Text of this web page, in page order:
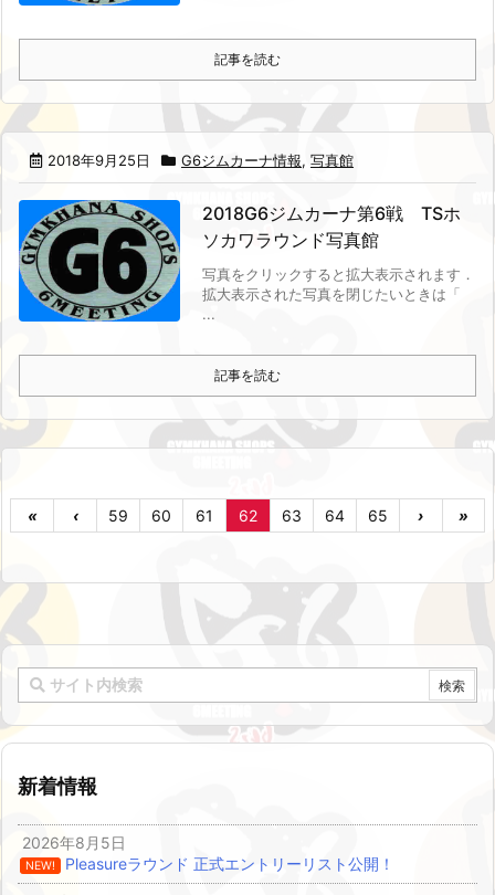
記事を読む
2018年9月25日 G6ジムカーナ情報, 写真館
2018G6ジムカーナ第6戦 TSホ
ソカワラウンド写真館
写真をクリックすると拡大表示されます．
拡大表示された写真を閉じたいときは「
...
記事を読む
« ‹ 59 60 61 62 63 64 65 › »
新着情報
2026年8月5日
NEW!
Pleasureラウンド 正式エントリーリスト公開！